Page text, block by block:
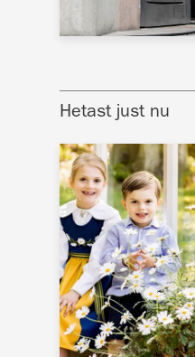
Hetast just nu